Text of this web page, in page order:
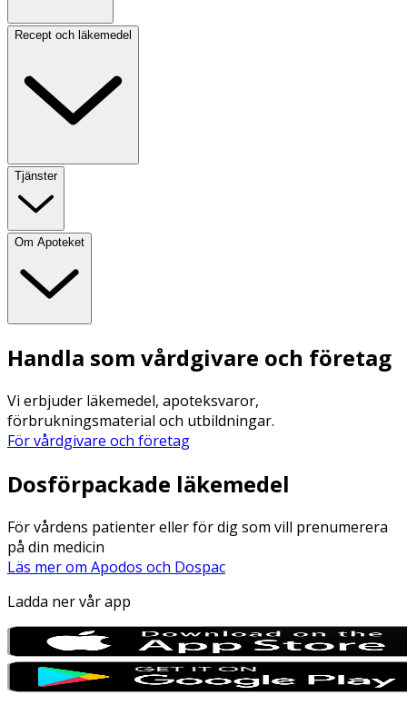
Recept och läkemedel
Tjänster
Om Apoteket
Handla som vårdgivare och företag
Vi erbjuder läkemedel, apoteksvaror,
förbrukningsmaterial och utbildningar.
För vårdgivare och företag
Dosförpackade läkemedel
För vårdens patienter eller för dig som vill prenumerera
på din medicin
Läs mer om Apodos och Dospac
Ladda ner vår app